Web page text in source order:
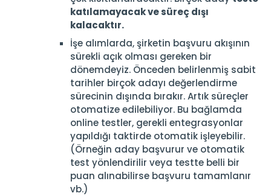
katılamayacak ve süreç dışı
kalacaktır.
İşe alımlarda, şirketin başvuru akışının
sürekli açık olması gereken bir
dönemdeyiz. Önceden belirlenmiş sabit
tarihler birçok adayı değerlendirme
sürecinin dışında bırakır. Artık süreçler
otomatize edilebiliyor. Bu bağlamda
online testler, gerekli entegrasyonlar
yapıldığı taktirde otomatik işleyebilir.
(Örneğin aday başvurur ve otomatik
test yönlendirilir veya testte belli bir
puan alınabilirse başvuru tamamlanır
vb.)